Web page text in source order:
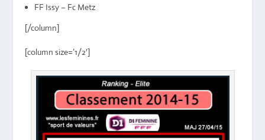
FF Issy – Fc Metz
[/column]
[column size=’1/2′]